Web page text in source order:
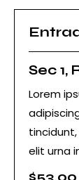
Sec 1,
Lorem
elit urna
$53.00